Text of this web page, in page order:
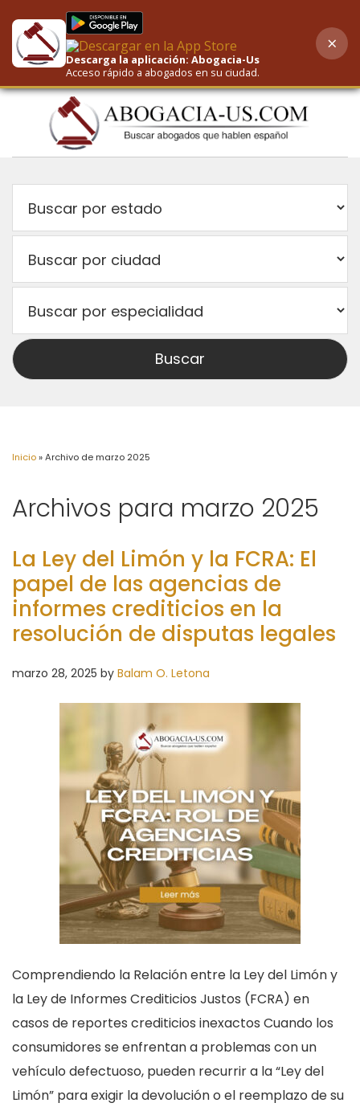
AI-Powered Search
Inicio»Archivo de marzo 2025
Archivos para marzo 2025
La Ley del Limón y la FCRA: El
papel de las agencias de
informes crediticios en la
resolución de disputas legales
marzo 28, 2025 by Balam O. Letona
Comprendiendo la Relación entre la Ley del Limón y
la Ley de Informes Crediticios Justos (FCRA) en
casos de reportes crediticios inexactos Cuando los
consumidores se enfrentan a problemas con un
vehículo defectuoso, pueden recurrir a la “Ley del
Limón” para exigir la devolución o el reemplazo de su
Descarga la aplicación: Abogacia-Us
Acceso rápido a abogados en su ciudad.
×